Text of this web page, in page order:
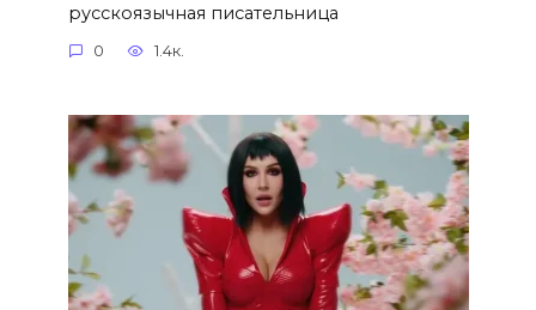
русскоязычная писательница
0 1.4к.